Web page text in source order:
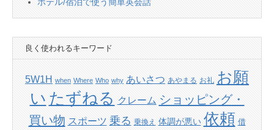
良く使われるキーワード
5W1H when Where Who why あいさつ あやまる お礼 お願
い たずねる クレーム ショッピング・
買い物 スポーツ 乗る 乗換え 体調が悪い 依頼 借